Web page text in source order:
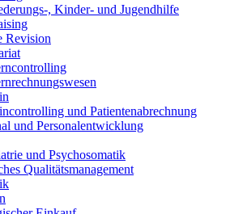
, Kinder- und Jugendhilfe
Revision
und Patientenabrechnung
und Personalentwicklung
und Psychosomatik
Qualitätsmanagement